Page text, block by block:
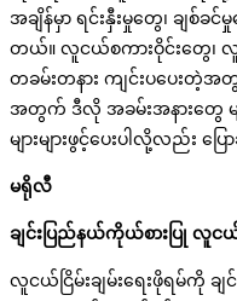
အချိန်မှာ ရင်းနှီးမှုတွေ၊ ချစ်ခ
တယ်။ လူငယ်စကားဝိုင်းတွေ၊
တခမ်းတနား ကျင်းပပေးတဲ့
အတွက် ဒီလို အခမ်းအနားတွေ မျ
များများဖွင့်ပေးပါလို့လည်း ပြ
မရိုလီ
ချင်းပြည်နယ်ကိုယ်စားပြု လူင
လူငယ်ငြိမ်းချမ်းရေးဖိုရမ်ကို